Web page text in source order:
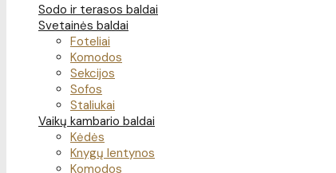
Sodo ir terasos baldai
Svetainės baldai
Foteliai
Komodos
Sekcijos
Sofos
Staliukai
Vaikų kambario baldai
Kėdės
Knygų lentynos
Komodos